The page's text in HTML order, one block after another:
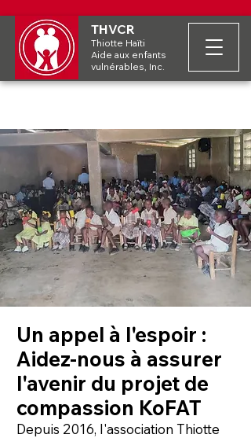
THVCR
Thiotte Haïti
Aide aux enfants
vulnérables, Inc.
Un appel à l'espoir :
Aidez-nous à assurer
l'avenir du projet de
compassion KoFAT
Depuis 2016, l'association Thiotte